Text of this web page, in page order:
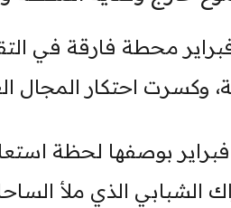
محطة فارقة في
وكسرت احتكار المجال
بوصفها لحظة
الشبابي الذي ملأ